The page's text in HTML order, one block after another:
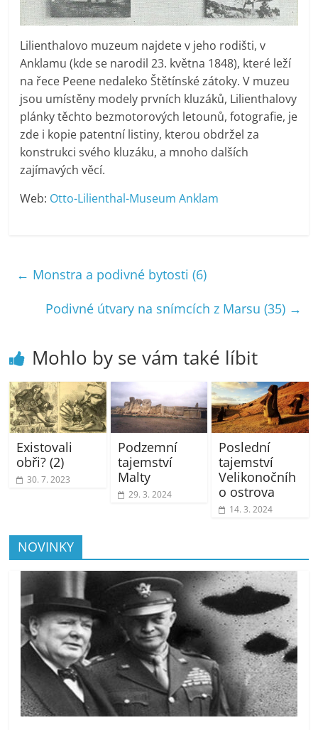
Lilienthalovo muzeum najdete v jeho rodišti, v
Anklamu (kde se narodil 23. května 1848), které leží
na řece Peene nedaleko Štětínské zátoky. V muzeu
jsou umístěny modely prvních kluzáků, Lilienthalovy
plánky těchto bezmotorových letounů, fotografie, je
zde i kopie patentní listiny, kterou obdržel za
konstrukci svého kluzáku, a mnoho dalších
zajímavých věcí.
Web: Otto-Lilienthal-Museum Anklam
← Monstra a podivné bytosti (6)
Podivné útvary na snímcích z Marsu (35) →
Mohlo by se vám také líbit
Existovali
obři? (2)
30. 7. 2023
Podzemní
tajemství
Malty
29. 3. 2024
Poslední
tajemství
Velikonočníh
o ostrova
14. 3. 2024
NOVINKY